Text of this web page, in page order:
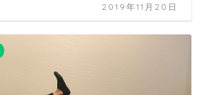
2019年11月20日